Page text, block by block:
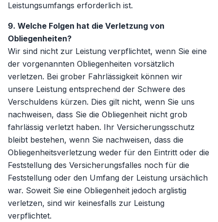
Leistungsumfangs erforderlich ist.
9. Welche Folgen hat die Verletzung von
Obliegenheiten?
Wir sind nicht zur Leistung verpflichtet, wenn Sie eine
der vorgenannten Obliegenheiten vorsätzlich
verletzen. Bei grober Fahrlässigkeit können wir
unsere Leistung entsprechend der Schwere des
Verschuldens kürzen. Dies gilt nicht, wenn Sie uns
nachweisen, dass Sie die Obliegenheit nicht grob
fahrlässig verletzt haben. Ihr Versicherungsschutz
bleibt bestehen, wenn Sie nachweisen, dass die
Obliegenheitsverletzung weder für den Eintritt oder die
Feststellung des Versicherungsfalles noch für die
Feststellung oder den Umfang der Leistung ursächlich
war. Soweit Sie eine Obliegenheit jedoch arglistig
verletzen, sind wir keinesfalls zur Leistung
verpflichtet.